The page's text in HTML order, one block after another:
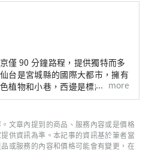
僅 90 分鐘路程，提供獨特而多
台是宮城縣的國際大都市，擁有
植物和小巷，西邊是標誌性的藏
東邊是被譽為日本三大風景區之
闊的未開發地區，充滿了自然風
傳統，與日本典型的旅遊目的地
more
文章內提到的商品、服務內容或是價格
供資訊為準。本記事的資訊基於筆者當
或服務的內容和價格可能會有變更，在